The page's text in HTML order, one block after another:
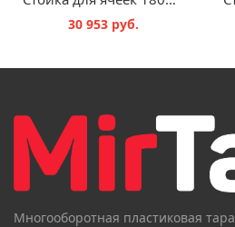
30 953 руб.
Многооборотная пластиковая тара